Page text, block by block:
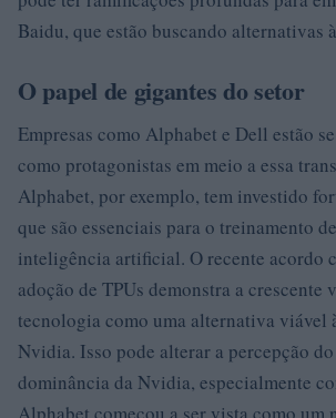
Baidu, que estão buscando alternativas
O papel de gigantes do setor
Empresas como Alphabet e Dell estão
como protagonistas em meio a essa
Alphabet, por exemplo, tem investido
que são essenciais para o treinamento
inteligência artificial. O recente acordo
adoção de TPUs demonstra a crescente
tecnologia como uma alternativa viável
Nvidia. Isso pode alterar a percepção
dominância da Nvidia, especialmente
Alphabet começou a ser vista como um